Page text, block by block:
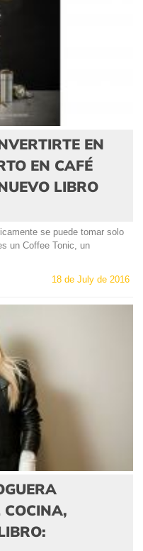
EN
EN CAFÉ
LIBRO
se puede tomar solo
un Coffee Tonic, un
18 de July de 2016
COCINA,